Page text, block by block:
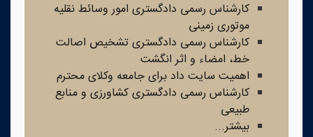
کارشناس رسمی دادگستری امور وسائط نقلیه
موتوری زمینی
کارشناس رسمی دادگستری تشخیص اصالت
خط، امضاء و اثر انگشت
اهمیت سایت داد برای جامعه وکلای محترم
کارشناس رسمی دادگستری کشاورزی و منابع
طبیعی
بیشتر...